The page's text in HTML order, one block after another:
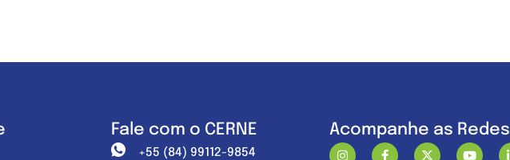
Fale com o CERNE
+55 (84) 99112-9854
Acompanhe as Redes